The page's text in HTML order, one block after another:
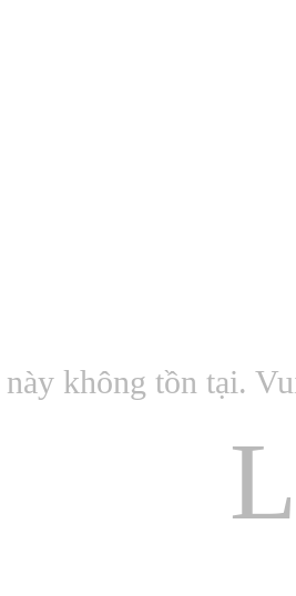
không tồn tại.